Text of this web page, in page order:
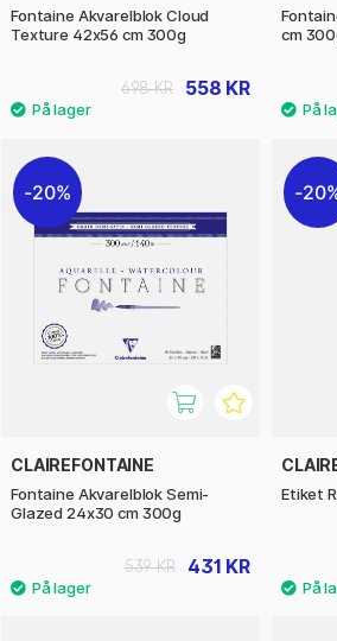
Fontaine Akvarelblok Cloud
Texture 42x56 cm 300g
558 KR
698 KR
cm
20%
CLAIREFONTAINE
Fontaine Akvarelblok Semi-
Glazed 24x30 cm 300g
431 KR
539 KR
Etiket